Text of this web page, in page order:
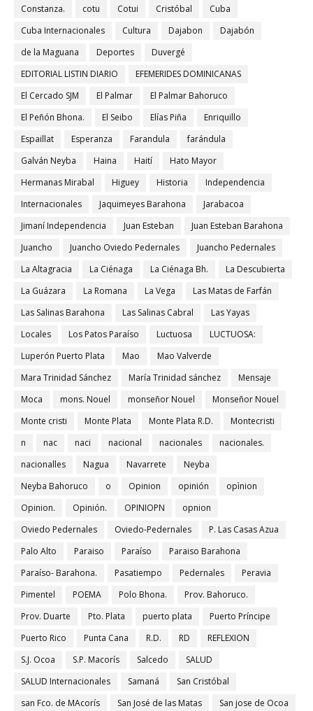
Constanza.
cotu Cotui Cristóbal
Cuba
Cuba Internacionales
Cultura Dajabon
Dajabón
de la Maguana
Deportes
Duvergé
EDITORIAL LISTIN DIARIO
EFEMERIDES DOMINICANAS
El Cercado SJM
El Palmar
El Palmar Bahoruco
El Peñón Bhona.
El Seibo Elías Piña
Enriquillo
Espaillat
Esperanza Farandula
farándula
Galván Neyba
Haina Haití
Hato Mayor
Hermanas Mirabal
Higuey Historia
Independencia
Internacionales
Jaquimeyes Barahona
Jarabacoa
Jimaní Independencia
Juan Esteban
Juan Esteban Barahona
Juancho
Juancho Oviedo Pedernales
Juancho Pedernales
La Altagracia
La Ciénaga La Ciénaga Bh.
La Descubierta
La Guázara
La Romana La Vega
Las Matas de Farfán
Las Salinas Barahona
Las Salinas Cabral
Las Yayas
Locales
Los Patos Paraíso Luctuosa
LUCTUOSA:
Luperón Puerto Plata
Mao
Mao Valverde
Mara Trinidad Sánchez
María Trinidad sánchez
Mensaje
Moca
mons. Nouel monseñor Nouel
Monseñor Nouel
Monte cristi
Monte Plata Monte Plata R.D.
Montecristi
n
nac naci nacional nacionales
nacionales.
nacionalles
Nagua Navarrete
Neyba
Neyba Bahoruco
o Opinion opinión
opìnion
Opinion.
Opinión. OPINIOPN
opnion
Oviedo Pedernales
Oviedo-Pedernales
P. Las Casas Azua
Palo Alto
Paraiso Paraíso
Paraiso Barahona
Paraíso- Barahona.
Pasatiempo Pedernales
Peravia
Pimentel
POEMA Polo Bhona.
Prov. Bahoruco.
Prov. Duarte
Pto. Plata puerto plata
Puerto Príncipe
Puerto Rico
Punta Cana R.D. RD
REFLEXION
S.J. Ocoa
S.P. Macorís Salcedo
SALUD
SALUD Internacionales
Samaná
San Cristóbal
san Fco. de MAcorís
San José de las Matas
San jose de Ocoa